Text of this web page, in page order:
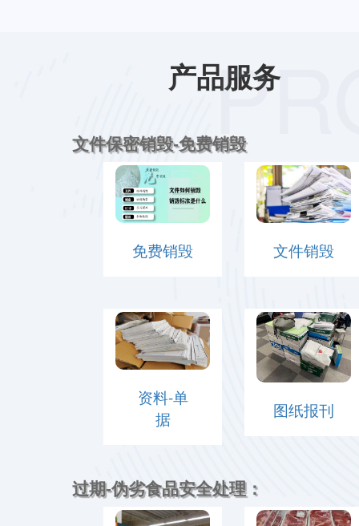
产品服务
文件保密销毁-免费销毁
免费销毁 文件销毁
资料-单
据
图纸报刊
过期-伪劣食品安全处理：